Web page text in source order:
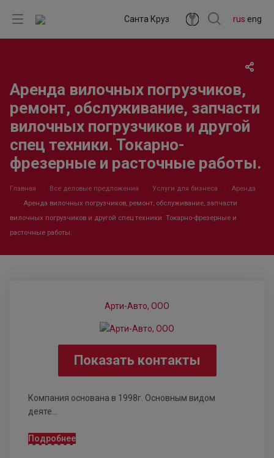
rus eng
Санта Круз
Аренда вилочных погрузчиков,
ремонт, обслуживание, запчасти
вилочных погрузчиков и другой
спец техники. Токарно-
фрезерные и расточные работы.
Главная Все деловые предложения Услуги для бизнеса
Аренда
Аренда вилочных погрузчиков, ремонт, обслуживание, запчасти
вилочных погрузчиков и другой спец техники. Токарно-фрезерные и
расточные работы.
Арти-Авто, ООО
Показать контакты
Компания основана в 1998г. Основным видом
деяте...
Подробнее